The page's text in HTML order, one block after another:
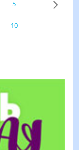
5
10